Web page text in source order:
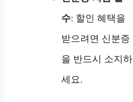
수: 할인 혜택을
받으려면 신분증
을 반드시 소지하
세요.